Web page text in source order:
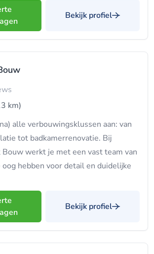
Bekijk profiel
km)
alle verbouwingsklussen aan: van
tot badkamerrenovatie. Bij
werkt je met een vast team van
hebben voor detail en duidelijke
Bekijk profiel